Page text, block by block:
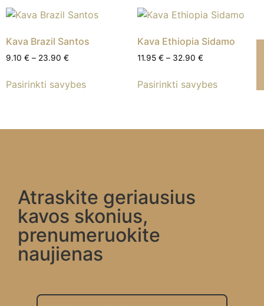
Kava Brazil Santos
9.10 € – 23.90 €
Pasirinkti savybes
Kava Ethiopia Sidamo
11.95 € – 32.90 €
Pasirinkti savybes
Atraskite geriausius
kavos skonius,
prenumeruokite
naujienas